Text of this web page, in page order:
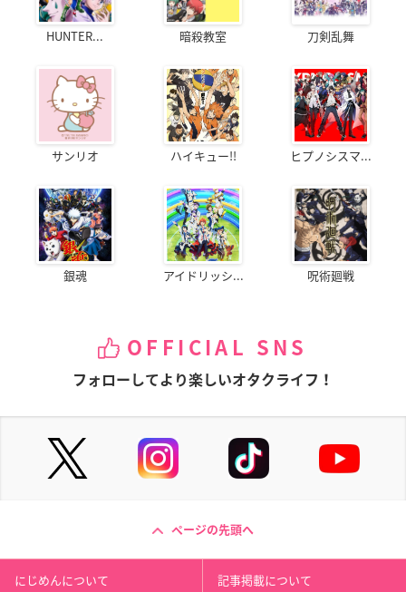
HUNTER... 暗殺教室 刀剣乱舞
サンリオ ハイキュー!! ヒプノシスマ...
銀魂 アイドリッシ... 呪術廻戦
OFFICIAL SNS
フォローしてより楽しいオタクライフ！
ページの先頭へ
にじめんについて 記事掲載について